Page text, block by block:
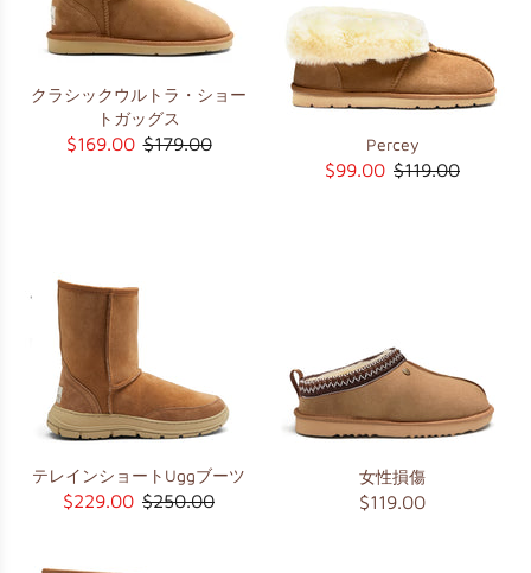
クラシックウルトラ・ショー
トガッグス
$169.00 $179.00 Percey
$99.00 $119.00
テレインショートUggブーツ
$229.00 $250.00
女性損傷
$119.00